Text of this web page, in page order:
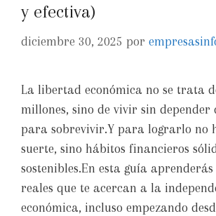
y efectiva)
diciembre 30, 2025 por
La libertad económica no se trata
millones, sino de vivir sin depender
para sobrevivir.Y para lograrlo no
suerte, sino hábitos financieros
sostenibles.En esta guía aprenderás
reales que te acercan a la
económica, incluso empezando